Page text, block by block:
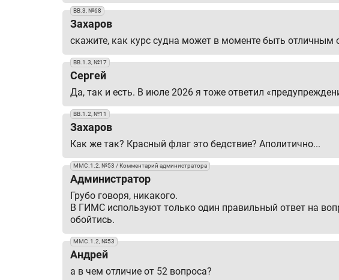
ВВ.3, №68
Захаров
скажите, как курс судна может в моменте быть отличным
ВВ.1.3, №17
Сергей
Да, так и есть. В июле 2026 я тоже ответил
ВВ.1.2, №11
Захаров
Как же так? Красный флаг это бедствие? Аполитично...
ММС.1.2, №53 / Комментарий администратора
Администратор
Грубо говоря, никакого.
В ГИМС используют только один правильный ответ на
обойтись.
ММС.1.2, №53
Андрей
а в чем отличие от 52 вопроса?